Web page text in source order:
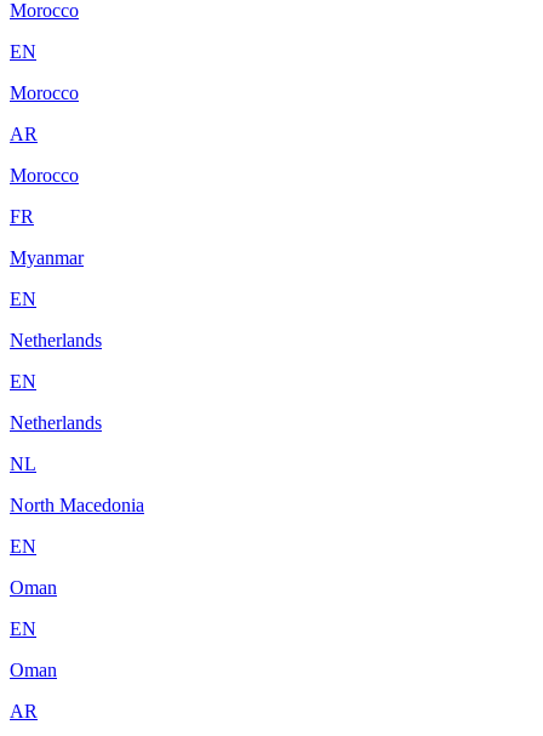
Morocco
EN
Morocco
AR
Morocco
FR
Myanmar
EN
Netherlands
EN
Netherlands
NL
North Macedonia
EN
Oman
EN
Oman
AR